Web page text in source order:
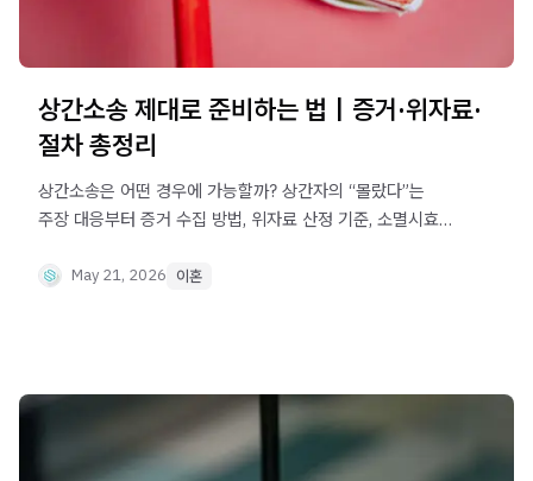
상간소송 제대로 준비하는 법｜증거·위자료·
절차 총정리
상간소송은 어떤 경우에 가능할까? 상간자의 “몰랐다”는
주장 대응부터 증거 수집 방법, 위자료 산정 기준, 소멸시효와
정리했습니다.
May 21, 2026 이혼